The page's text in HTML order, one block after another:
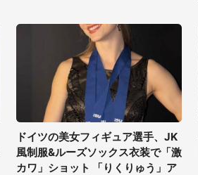
ドイツの美女フィギュア選手、JK
風制服&ルーズソックス衣装で「激
カワ」ショット 「りくりゅう」ア